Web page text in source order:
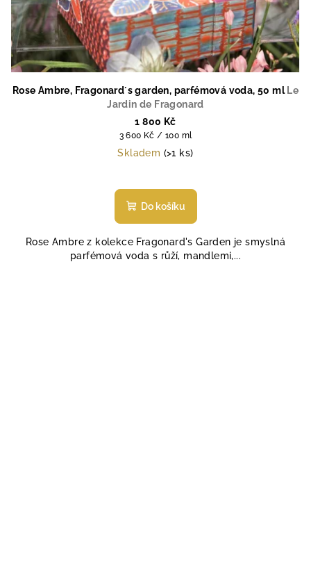
Rose Ambre, Fragonard´s garden, parfémová voda, 50 ml Le
Jardin de Fragonard
1 800 Kč
Měrná
cena:
3 600 Kč / 100 ml
Skladem (>1 ks)
hodnocení
produktu
z
5
Do košíku
Rose Ambre z kolekce Fragonard's Garden je smyslná
parfémová voda s růží, mandlemi,...